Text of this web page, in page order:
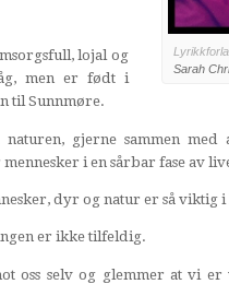
Sarah
lojal og
men er født i
til Sunnmøre.
gjerne sammen med
i en sårbar fase av
dyr og natur er så viktig
er ikke tilfeldig.
oss selv og glemmer at vi